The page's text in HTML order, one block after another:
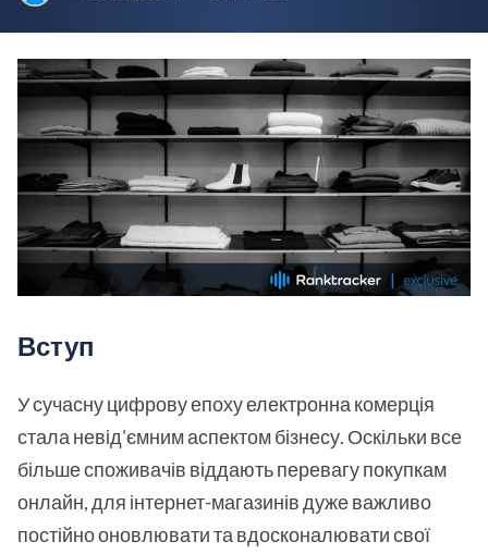
Вступ
У сучасну цифрову епоху електронна комерція
стала невід'ємним аспектом бізнесу. Оскільки все
більше споживачів віддають перевагу покупкам
онлайн, для інтернет-магазинів дуже важливо
постійно оновлювати та вдосконалювати свої